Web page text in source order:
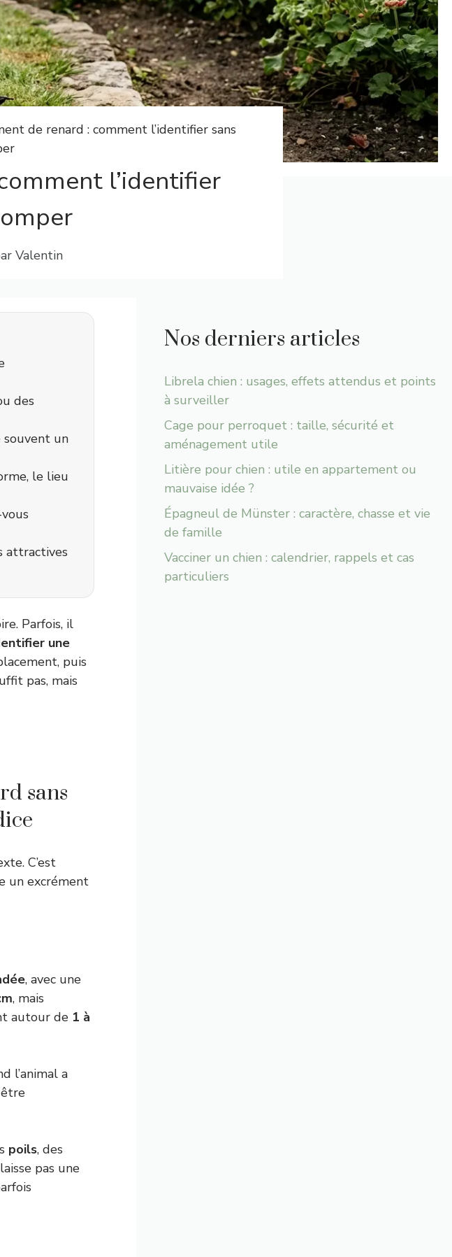
de renard : comment l’identifier sans
l’identifier
Valentin
des
un
le lieu
attractives
Parfois, il
une
puis
pas, mais
sans
C’est
un excrément
, avec une
, mais
autour de 1 à
l’animal a
être
poils, des
pas une
Nos derniers articles
Librela chien : usages, effets attendus et points
à surveiller
Cage pour perroquet : taille, sécurité et
aménagement utile
Litière pour chien : utile en appartement ou
mauvaise idée ?
Épagneul de Münster : caractère, chasse et vie
de famille
Vacciner un chien : calendrier, rappels et cas
particuliers